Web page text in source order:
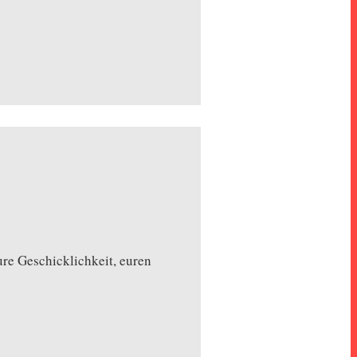
Geschicklichkeit, euren